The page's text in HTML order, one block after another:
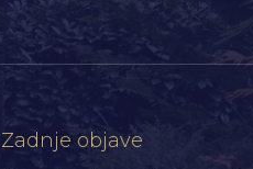
Zadnje objave